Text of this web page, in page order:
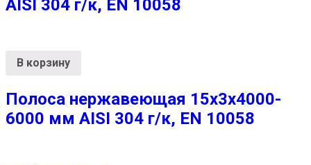
AISI 304 г/к, EN 10058
В корзину
Полоса нержавеющая 15х3х4000-
6000 мм AISI 304 г/к, EN 10058